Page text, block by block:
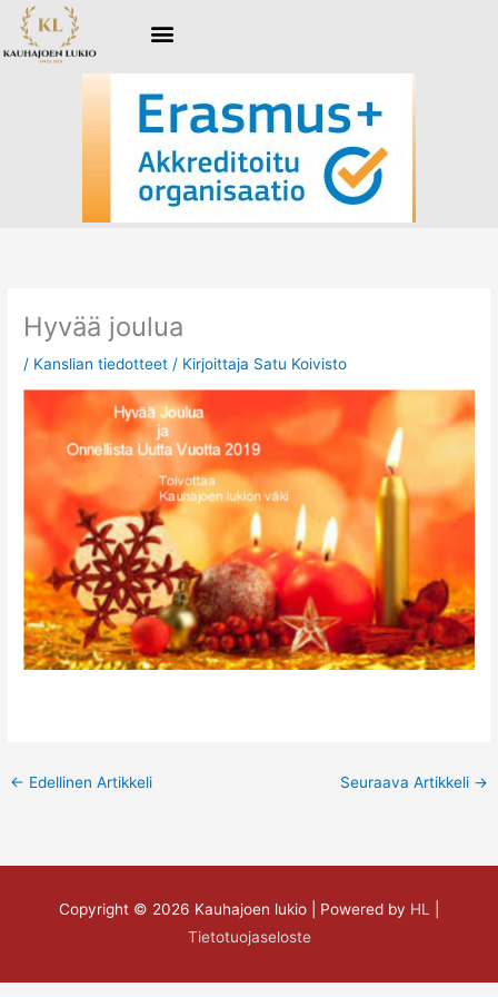
Siirry
sisältöön
Hyvää joulua
/ Kanslian tiedotteet / Kirjoittaja Satu Koivisto
← Edellinen Artikkeli Seuraava Artikkeli →
Copyright © 2026 Kauhajoen lukio | Powered by HL
Tietotuojaseloste